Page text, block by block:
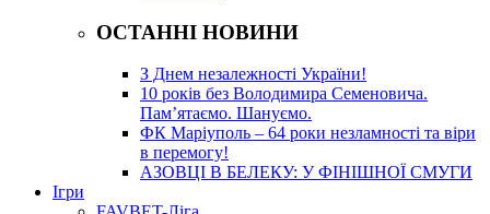
ОСТАННІ НОВИНИ
З Днем незалежності України!
10 років без Володимира Семеновича.
Пам’ятаємо. Шануємо.
ФК Маріуполь – 64 роки незламності та віри
в перемогу!
АЗОВЦІ В БЕЛЕКУ: У ФІНІШНОЇ СМУГИ
Ігри